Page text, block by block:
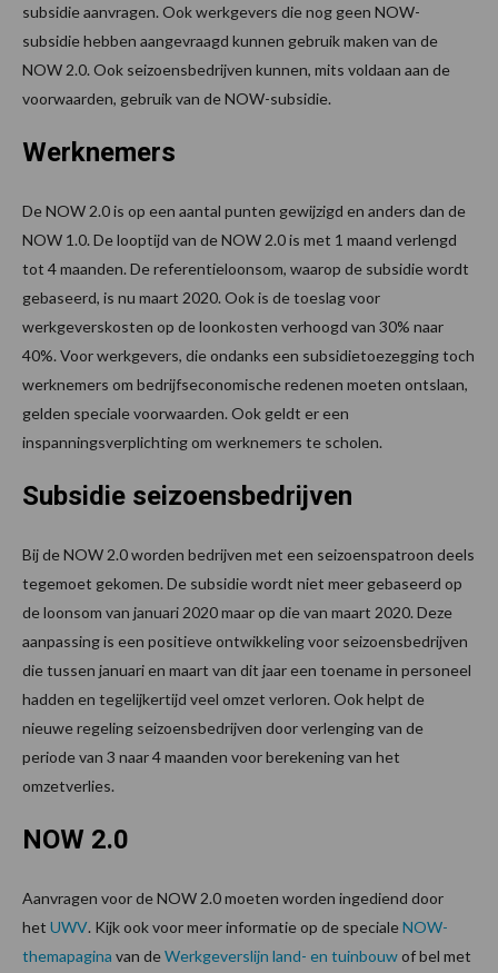
subsidie aanvragen. Ook werkgevers die nog geen NOW-
subsidie hebben aangevraagd kunnen gebruik maken van de
NOW 2.0. Ook seizoensbedrijven kunnen, mits voldaan aan de
voorwaarden, gebruik van de NOW-subsidie.
Werknemers
De NOW 2.0 is op een aantal punten gewijzigd en anders dan de
NOW 1.0. De looptijd van de NOW 2.0 is met 1 maand verlengd
tot 4 maanden. De referentieloonsom, waarop de subsidie wordt
gebaseerd, is nu maart 2020. Ook is de toeslag voor
werkgeverskosten op de loonkosten verhoogd van 30% naar
40%. Voor werkgevers, die ondanks een subsidietoezegging toch
werknemers om bedrijfseconomische redenen moeten ontslaan,
gelden speciale voorwaarden. Ook geldt er een
inspanningsverplichting om werknemers te scholen.
Subsidie seizoensbedrijven
Bij de NOW 2.0 worden bedrijven met een seizoenspatroon deels
tegemoet gekomen. De subsidie wordt niet meer gebaseerd op
de loonsom van januari 2020 maar op die van maart 2020. Deze
aanpassing is een positieve ontwikkeling voor seizoensbedrijven
die tussen januari en maart van dit jaar een toename in personeel
hadden en tegelijkertijd veel omzet verloren. Ook helpt de
nieuwe regeling seizoensbedrijven door verlenging van de
periode van 3 naar 4 maanden voor berekening van het
omzetverlies.
NOW 2.0
Aanvragen voor de NOW 2.0 moeten worden ingediend door
het UWV. Kijk ook voor meer informatie op de specialeNOW-
themapagina van deWerkgeverslijn land- en tuinbouwof bel met